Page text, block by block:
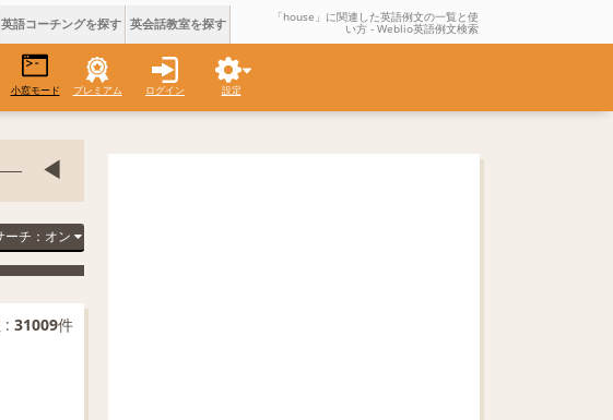
英語コーチングを探す 英会話教室を探す 「house」に関連した英語例文の一覧と使
い方 - Weblio英語例文検索
小窓モード プレミアム ログイン 設定
ーチ：オン
: 31009件